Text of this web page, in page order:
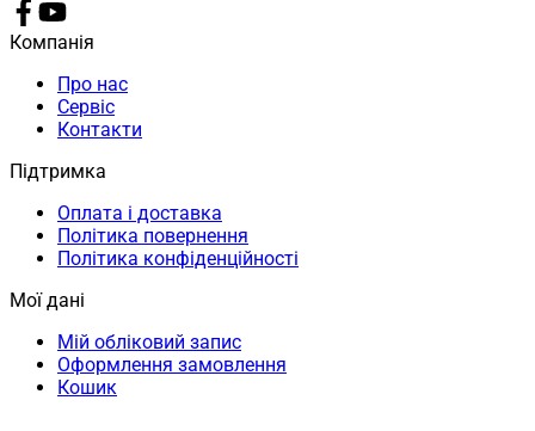
Компанія
Про нас
Сервіс
Контакти
Підтримка
Оплата і доставка
Політика повернення
Політика конфіденційності
Мої дані
Мій обліковий запис
Оформлення замовлення
Кошик